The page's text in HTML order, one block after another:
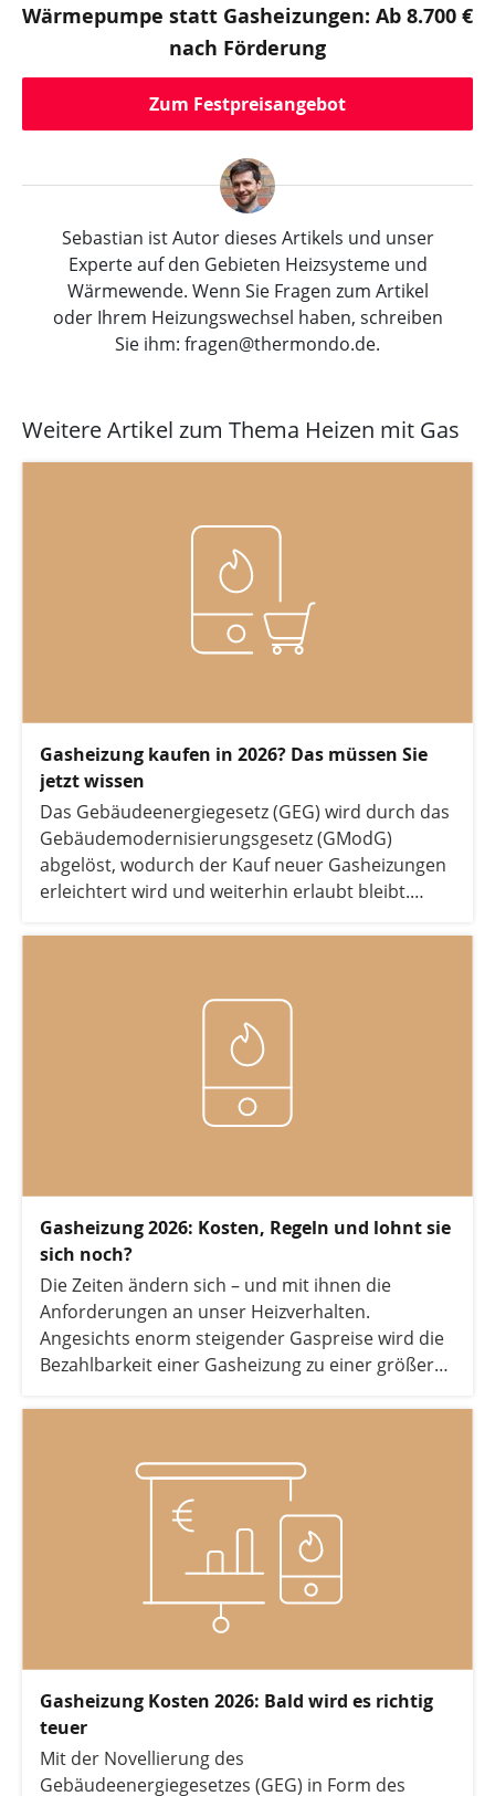
Wärmepumpe statt Gasheizungen: Ab 8.700 €
nach Förderung
Zum Festpreisangebot
Sebastian ist Autor dieses Artikels und unser
Experte auf den Gebieten Heizsysteme und
Wärmewende. Wenn Sie Fragen zum Artikel
oder Ihrem Heizungswechsel haben, schreiben
Sie ihm: fragen@thermondo.de.
Weitere Artikel zum Thema Heizen mit Gas
Gasheizung kaufen in 2026? Das müssen Sie
jetzt wissen
Das Gebäudeenergiegesetz (GEG) wird durch das
Gebäudemodernisierungsgesetz (GModG)
abgelöst, wodurch der Kauf neuer Gasheizungen
erleichtert wird und weiterhin erlaubt bleibt.
Gasheizung 2026: Kosten, Regeln und lohnt sie
sich noch?
Die Zeiten ändern sich – und mit ihnen die
Anforderungen an unser Heizverhalten.
Angesichts enorm steigender Gaspreise wird die
Bezahlbarkeit einer Gasheizung zu einer größer
Wärmepumpe die sinnvollste Alternative bietet.
Gasheizung Kosten 2026: Bald wird es richtig
teuer
Mit der Novellierung des
Gebäudeenergiegesetzes (GEG) in Form des